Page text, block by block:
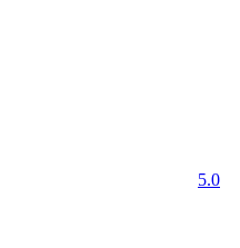
5.0